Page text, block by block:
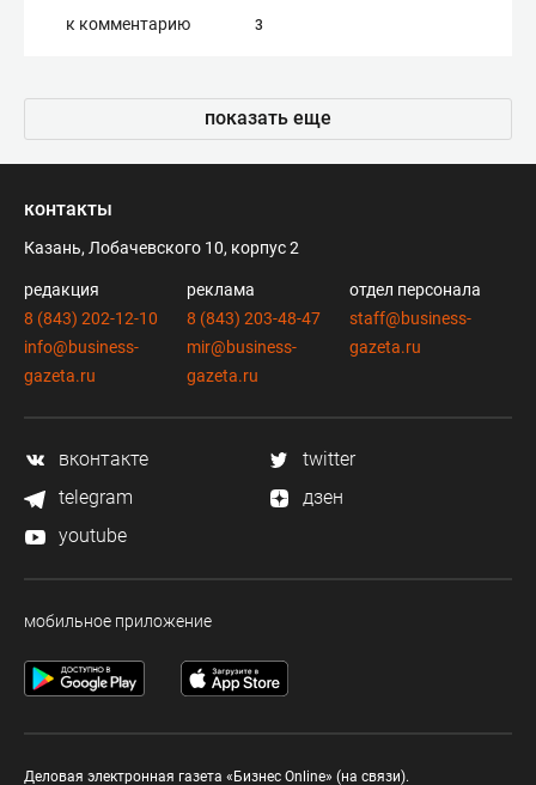
к комментарию 3
показать еще
контакты
Казань, Лобачевского 10, корпус 2
редакция
8 (843) 202-12-10
info@business-
gazeta.ru
реклама
8 (843) 203-48-47
mir@business-
gazeta.ru
отдел персонала
staff@business-
gazeta.ru
вконтакте
twitter
telegram
дзен
youtube
мобильное приложение
Деловая электронная газета «Бизнес Online» (на связи).